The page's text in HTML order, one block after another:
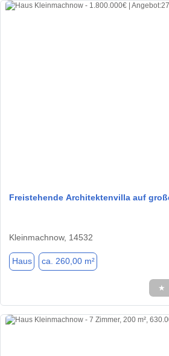
Freistehende Architektenvilla auf
Kleinmachnow, 14532
Haus ca. 260,00 m²
★